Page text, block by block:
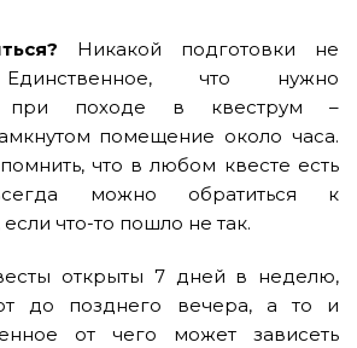
Никакой подготовки не
Единственное, что нужно
при походе в квеструм –
помещение около часа.
что в любом квесте есть
можно обратиться к
что-то пошло не так.
открыты 7 дней в неделю,
до позднего вечера, а то и
от чего может зависеть